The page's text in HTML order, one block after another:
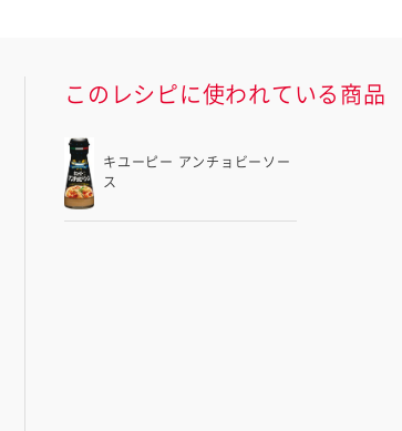
このレシピに使われている商品
キユーピー アンチョビーソー
ス